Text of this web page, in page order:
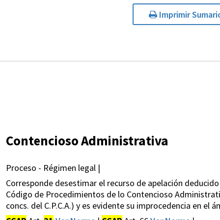
Imprimir
Contencioso Administrativa
Proceso - Régimen legal |
Corresponde desestimar el recurso de apelación
Código de Procedimientos de lo Contencioso
concs. del C.P.C.A.) y es evidente su improcedencia en